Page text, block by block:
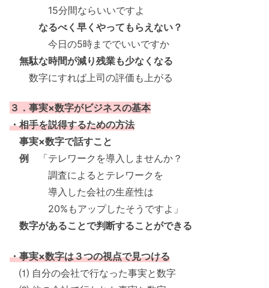
15分間ならいいですよ
なるべく早くやってもらえない？
今日の5時まででいいですか
無駄な時間が減り残業も少なくなる
数字にすれば上司の評価も上がる
３．事実×数字がビジネスの基本
・相手を説得するための方法
事実×数字で話すこと
例
「テレワークを導入しませんか？
調査によるとテレワークを
導入した会社の生産性は
20%もアップしたそうですよ」
数字があることで判断することができる
・事実×数字は３つの視点で見つける
⑴ 自分の会社で行なった事実と数字